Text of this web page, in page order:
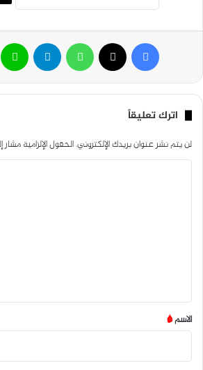
اترك تعليقاً
لن يتم نشر عنوان بريدك الإلكتروني.الحقول الإلزامية مشار
*
الاسم*